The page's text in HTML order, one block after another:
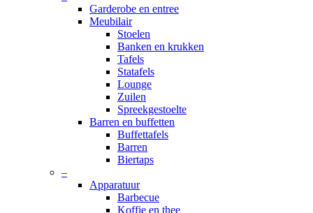
Garderobe en entree
Meubilair
Stoelen
Banken en krukken
Tafels
Statafels
Lounge
Zuilen
Spreekgestoelte
Barren en buffetten
Buffettafels
Barren
Biertaps
–
Apparatuur
Barbecue
Koffie en thee